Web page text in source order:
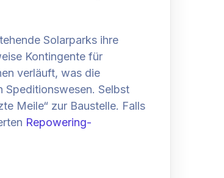
Solarparks ihre
Kontingente für
verläuft, was die
Speditionswesen. Selbst
Meile“ zur Baustelle. Falls
Repowering-